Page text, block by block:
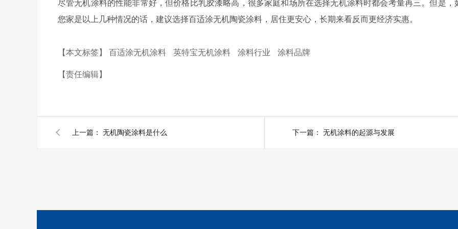
尽管无机涂料的性能非常好，但价格比乳胶漆略高，很多家庭和场所在选择无机涂料时都会考量再三。但是，
您家是以上几种情况的话，建议选择百适涂无机陶瓷涂料，居住更安心，长期来看反而更经济实惠。
【本文标签】 百适涂无机涂料 英特宝无机涂料 涂料行业 涂料品牌
【责任编辑】
上一篇： 无机陶瓷涂料是什么 下一篇： 无机涂料的起源与发展